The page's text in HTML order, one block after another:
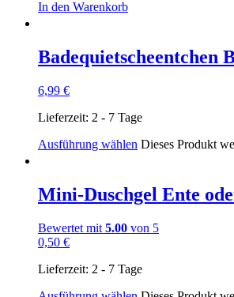
In den Warenkorb
Badequietscheentchen
6,99 €
Lieferzeit: 2 - 7 Tage
Ausführung wählen Dieses Produkt
Mini-Duschgel Ente
Bewertet mit 5.00 von 5
0,50 €
Lieferzeit: 2 - 7 Tage